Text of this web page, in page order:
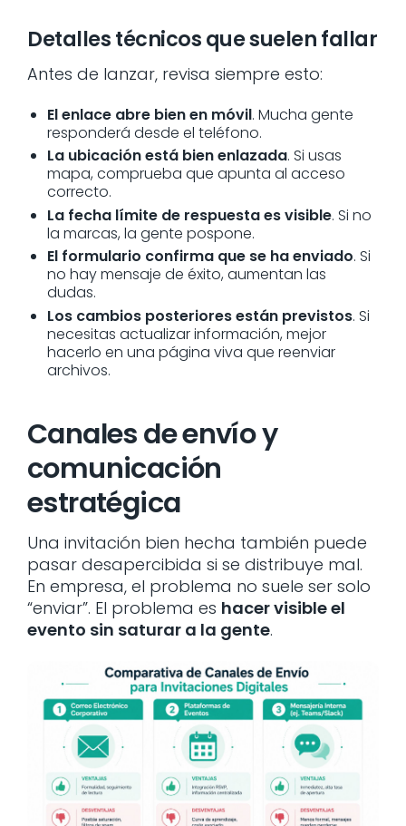
Detalles técnicos que suelen fallar
Antes de lanzar, revisa siempre esto:
El enlace abre bien en móvil. Mucha gente
responderá desde el teléfono.
La ubicación está bien enlazada. Si usas
mapa, comprueba que apunta al acceso
correcto.
La fecha límite de respuesta es visible. Si no
la marcas, la gente pospone.
El formulario confirma que se ha enviado. Si
no hay mensaje de éxito, aumentan las
dudas.
Los cambios posteriores están previstos. Si
necesitas actualizar información, mejor
hacerlo en una página viva que reenviar
archivos.
Canales de envío y
comunicación
estratégica
Una invitación bien hecha también puede
pasar desapercibida si se distribuye mal.
En empresa, el problema no suele ser solo
“enviar”. El problema es hacer visible el
evento sin saturar a la gente.